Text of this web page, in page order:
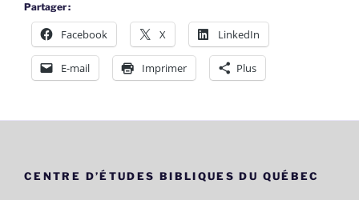
Partager :
Facebook X LinkedIn
E-mail Imprimer Plus
CENTRE D’ÉTUDES BIBLIQUES DU QUÉBEC